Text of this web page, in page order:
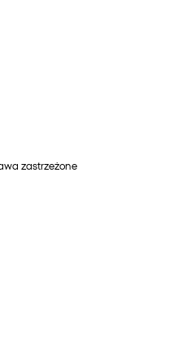
zastrzeżone